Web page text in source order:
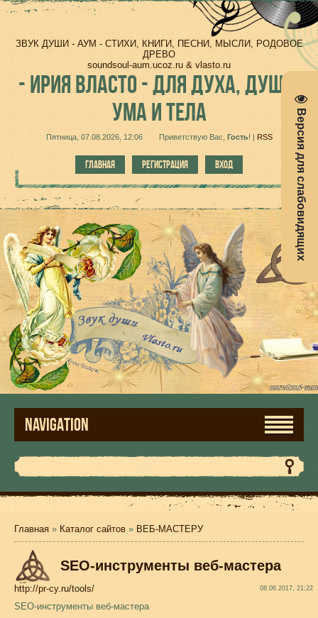
Версия для слабовидящих
ЗВУК ДУШИ - АУМ - СТИХИ, КНИГИ, ПЕСНИ, МЫСЛИ, РОДОВОЕ
ДРЕВО
soundsoul-aum.ucoz.ru & vlasto.ru
-ИРИЯ ВЛАСТО - ДЛЯ ДУХА, ДУШИ,
УМА И ТЕЛА
Пятница, 07.08.2026, 12:06 Приветствую Вас Гость!| RSS
ГЛАВНАЯ РЕГИСТРАЦИЯ ВХОД
NAVIGATION
Главная » Каталог сайтов » ВЕБ-МАСТЕРУ
SEO-инструменты веб-мастера
http://pr-cy.ru/tools/ 08.06.2017, 21:22
SEO-инструменты веб-мастера